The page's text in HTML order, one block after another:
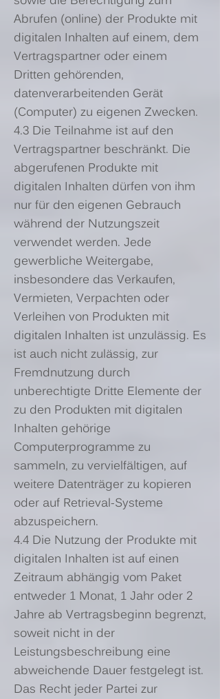
Abrufen (online) der Produkte mit
digitalen Inhalten auf einem, dem
Vertragspartner oder einem
Dritten gehörenden,
datenverarbeitenden Gerät
(Computer) zu eigenen Zwecken.
4.3 Die Teilnahme ist auf den
Vertragspartner beschränkt. Die
abgerufenen Produkte mit
digitalen Inhalten dürfen von ihm
nur für den eigenen Gebrauch
während der Nutzungszeit
verwendet werden. Jede
gewerbliche Weitergabe,
insbesondere das Verkaufen,
Vermieten, Verpachten oder
Verleihen von Produkten mit
digitalen Inhalten ist unzulässig. Es
ist auch nicht zulässig, zur
Fremdnutzung durch
unberechtigte Dritte Elemente der
zu den Produkten mit digitalen
Inhalten gehörige
Computerprogramme zu
sammeln, zu vervielfältigen, auf
weitere Datenträger zu kopieren
oder auf Retrieval-Systeme
abzuspeichern.
4.4 Die Nutzung der Produkte mit
digitalen Inhalten ist auf einen
Zeitraum abhängig vom Paket
entweder 1 Monat, 1 Jahr oder 2
Jahre ab Vertragsbeginn begrenzt,
soweit nicht in der
Leistungsbeschreibung eine
abweichende Dauer festgelegt ist.
Das Recht jeder Partei zur